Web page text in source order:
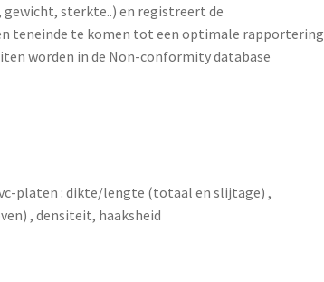
sterkte..) en registreert de
teneinde te komen tot een optimale rapportering
worden in de Non-conformity database
platen : dikte/lengte (totaal en slijtage) ,
, densiteit, haaksheid